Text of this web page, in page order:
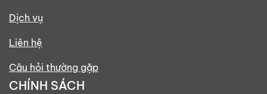
Dịch vụ
Liên hệ
Câu hỏi thường gặp
CHÍNH SÁCH